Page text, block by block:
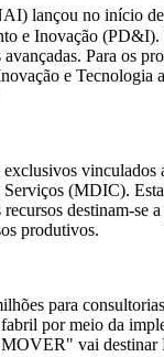
lançou no início
e Inovação
Para os
e
exclusivos
(MDIC).
recursos destinam-se
produtivos.
para
por meio da
vai destinar